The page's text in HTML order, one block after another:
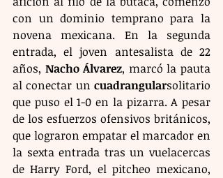
con un dominio temprano para la
novena mexicana. En la segunda
entrada, el joven antesalista de 22
años, Nacho Álvarez, marcó la pauta
al conectar un cuadrangularsolitario
que puso el 1-0 en la pizarra. A pesar
de los esfuerzos ofensivos británicos,
que lograron empatar el marcador en
la sexta entrada tras un vuelacercas
de Harry Ford, el pitcheo mexicano,